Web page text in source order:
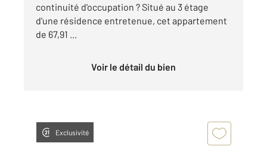
continuité d'occupation ? Situé au 3 étage
d'une résidence entretenue, cet appartement
de 67,91 ...
Voir le détail du bien
Exclusivité